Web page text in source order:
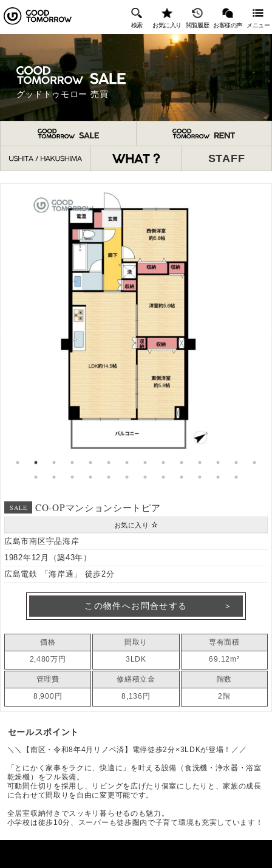
検索 お気に入り 閲覧履歴 お客様の声 メニュー
グッドトゥモロー 売買
STAFF
SALE CO-OPマンションシートピア
お気に入り
広島市南区宇品海岸
1982年12月（築43年）
広島電鉄 「海岸通」 徒歩2分
この物件へお問合せする
価格
2,480万円
間取り
3LDK
専有面積
69.12m²
管理費
8,900円
修繕積立金
8,136円
階数
2階
セールスポイント
＼＼【南区・令和8年4月リノベ済】電停徒歩2分×3LDKが登場！／／
「とにかく家事をラクに、快適に」を叶える設備（食洗機・浄水器・浴室
乾燥機）をフル装備。
可動間仕切りを採用し、リビングを広げたり個室にしたりと、家族の成長
に合わせて間取りを自由に変更可能です。
全居室収納付きでスッキリ暮らせるのも魅力。
小学校は徒歩10分、スーパーも徒歩圏内で子育て環境も充実しています！